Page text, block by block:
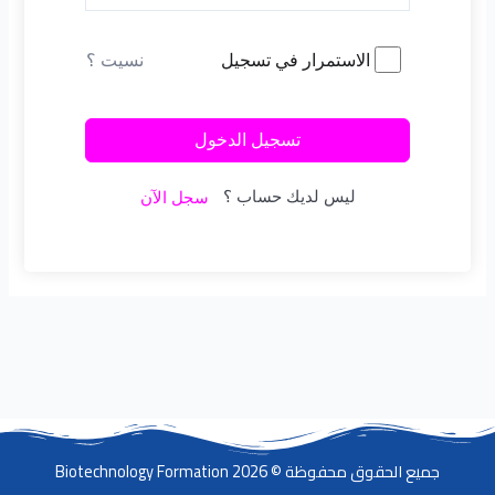
الاستمرار في تسجيل نسيت ؟
تسجيل الدخول
ليس لديك حساب ؟ سجل الآن
جميع الحقوق محفوظة © 2026 Biotechnology Formation